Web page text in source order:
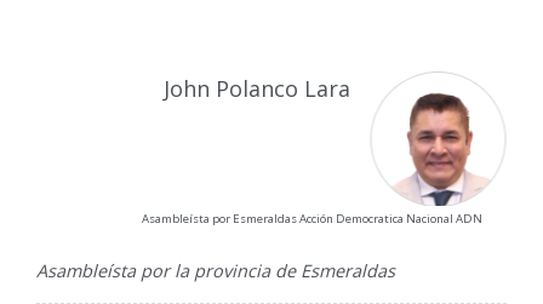
John Polanco Lara
Asambleísta por Esmeraldas Acción Democratica Nacional ADN
Asambleísta por la provincia de Esmeraldas